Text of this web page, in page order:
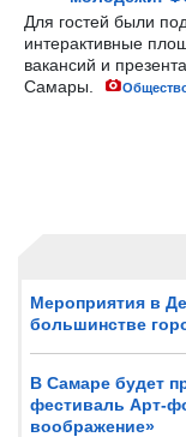
Мероприятия в
большинстве
В Самаре будет
фестиваль Арт-
воображение»
Для гостей были
интерактивные
вакансий и
Самары.